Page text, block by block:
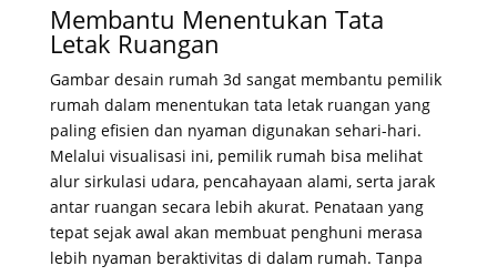
Membantu Menentukan Tata
Letak Ruangan
Gambar desain rumah 3d sangat membantu pemilik
rumah dalam menentukan tata letak ruangan yang
paling efisien dan nyaman digunakan sehari-hari.
Melalui visualisasi ini, pemilik rumah bisa melihat
alur sirkulasi udara, pencahayaan alami, serta jarak
antar ruangan secara lebih akurat. Penataan yang
tepat sejak awal akan membuat penghuni merasa
lebih nyaman beraktivitas di dalam rumah. Tanpa